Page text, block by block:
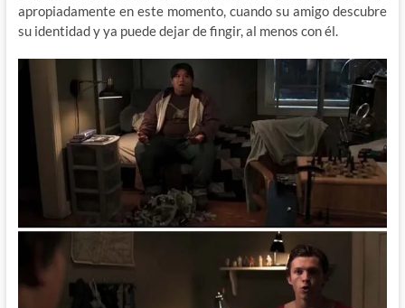
apropiadamente en este momento, cuando su amigo descubre
su identidad y ya puede dejar de fingir, al menos con él.